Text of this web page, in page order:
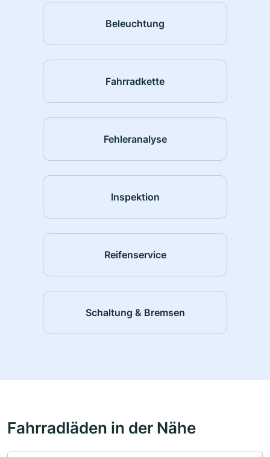
Beleuchtung
Fahrradkette
Fehleranalyse
Inspektion
Reifenservice
Schaltung & Bremsen
Fahrradläden in der Nähe